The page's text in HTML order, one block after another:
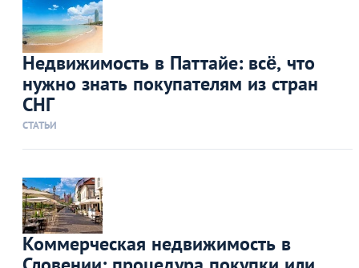
Недвижимость в Паттайе: всё, что
нужно знать покупателям из стран
СНГ
СТАТЬИ
Коммерческая недвижимость в